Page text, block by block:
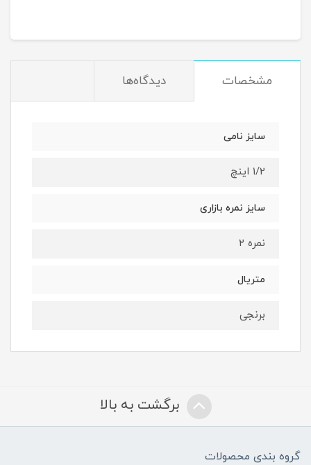
مشخصات دیدگاه‌ها
سایز نامی
1/2 اینچ
سایز نمره بازاری
نمره ۲
متریال
برنجی
برگشت به بالا
گروه بندی محصولات